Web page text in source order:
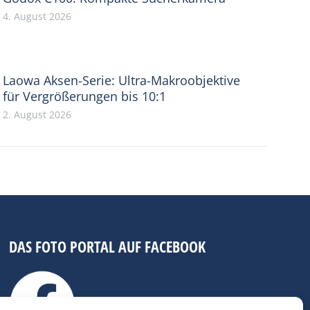
4. August 2026
Laowa Aksen-Serie: Ultra-Makroobjektive
für Vergrößerungen bis 10:1
2. August 2026
DAS FOTO PORTAL AUF FACEBOOK